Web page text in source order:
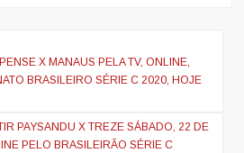
X MANAUS PELA TV, ONLINE,
BRASILEIRO SÉRIE C 2020, HOJE
PAYSANDU X TREZE SÁBADO, 22 DE
PELO BRASILEIRÃO SÉRIE C